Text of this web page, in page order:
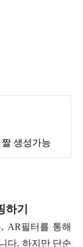
생성가능
기
AR필터를 통해
다. 하지만 단순